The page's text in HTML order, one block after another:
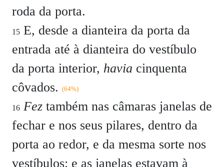
roda da porta.
15 E, desde a dianteira da porta da
entrada até à dianteira do vestíbulo
da porta interior, havia cinquenta
côvados. (64%)
16 Fez também nas câmaras janelas de
fechar e nos seus pilares, dentro da
porta ao redor, e da mesma sorte nos
vestíbulos: e as janelas estavam à